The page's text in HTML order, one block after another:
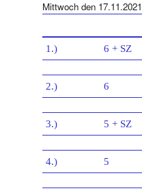
Mittwoch den 17.11.2021
1.) 6 + SZ
2.) 6
3.) 5 + SZ
4.) 5